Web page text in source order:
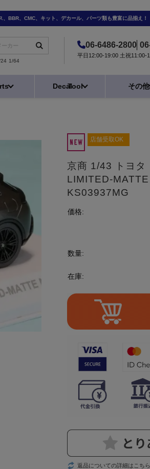
BBR、CMC、キット、デカール、パーツ類も豊富に品揃え！
1/64
06-6486-2800
平日12:00-19:00 土祝11:00-
DecalTool その他
店舗受取OK
京商 1/43 トヨタ
LIMITED-
KS03937MG
価格:
数量:
在庫:
返品についての詳細はこちら